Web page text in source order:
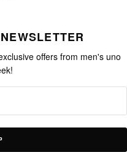
offers from men's uno